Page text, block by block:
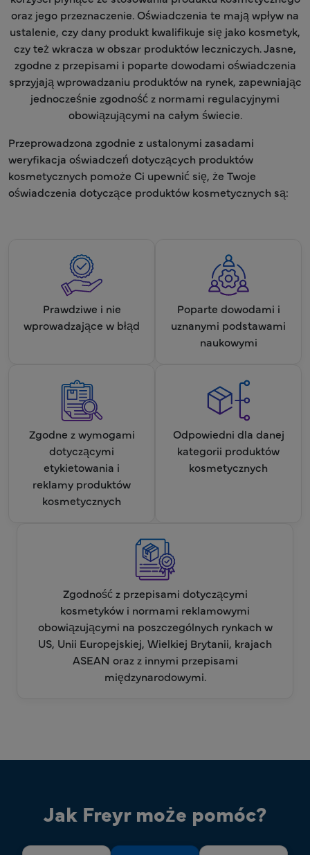
oraz jego przeznaczenie. Oświadczenia te mają wpływ na
ustalenie, czy dany produkt kwalifikuje się jako kosmetyk,
czy też wkracza w obszar produktów leczniczych. Jasne,
zgodne z przepisami i poparte dowodami oświadczenia
sprzyjają wprowadzaniu produktów na rynek, zapewniając
jednocześnie zgodność z normami regulacyjnymi
obowiązującymi na całym świecie.
Przeprowadzona zgodnie z ustalonymi zasadami
weryfikacja oświadczeń dotyczących produktów
kosmetycznych pomoże Ci upewnić się, że Twoje
oświadczenia dotyczące produktów kosmetycznych są:
Prawdziwe i nie
wprowadzające w błąd
Poparte dowodami i
uznanymi podstawami
naukowymi
Zgodne z wymogami
dotyczącymi
etykietowania i
reklamy produktów
kosmetycznych
Odpowiedni dla danej
kategorii produktów
kosmetycznych
Zgodność z przepisami dotyczącymi
kosmetyków i normami reklamowymi
obowiązującymi na poszczególnych rynkach w
US, Unii Europejskiej, Wielkiej Brytanii, krajach
ASEAN oraz z innymi przepisami
międzynarodowymi.
Jak Freyr może pomóc?